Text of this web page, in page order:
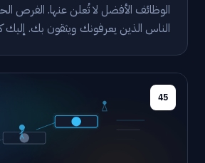
الوظائف الأفضل لا تُعلن عنها. الفرص
الناس الذين يعرفونك ويثقون بك. إليك
45